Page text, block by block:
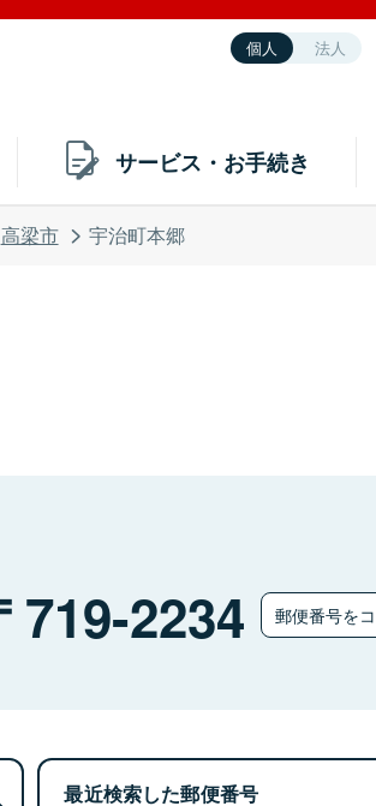
個人 法人
サービス・お手続き
高梁市 宇治町本郷
719-2234 郵便番号を
最近検索した郵便番号